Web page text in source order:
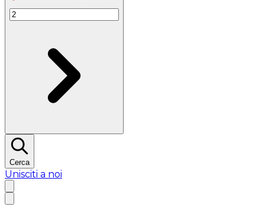
Cerca
Unisciti a noi